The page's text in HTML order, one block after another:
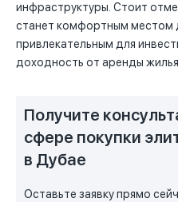
инфраструктуры. Стоит
станет комфортным местом
привлекательным для
доходность от аренды
Получите
сфере покупки
в Дубае
Оставьте заявку прямо